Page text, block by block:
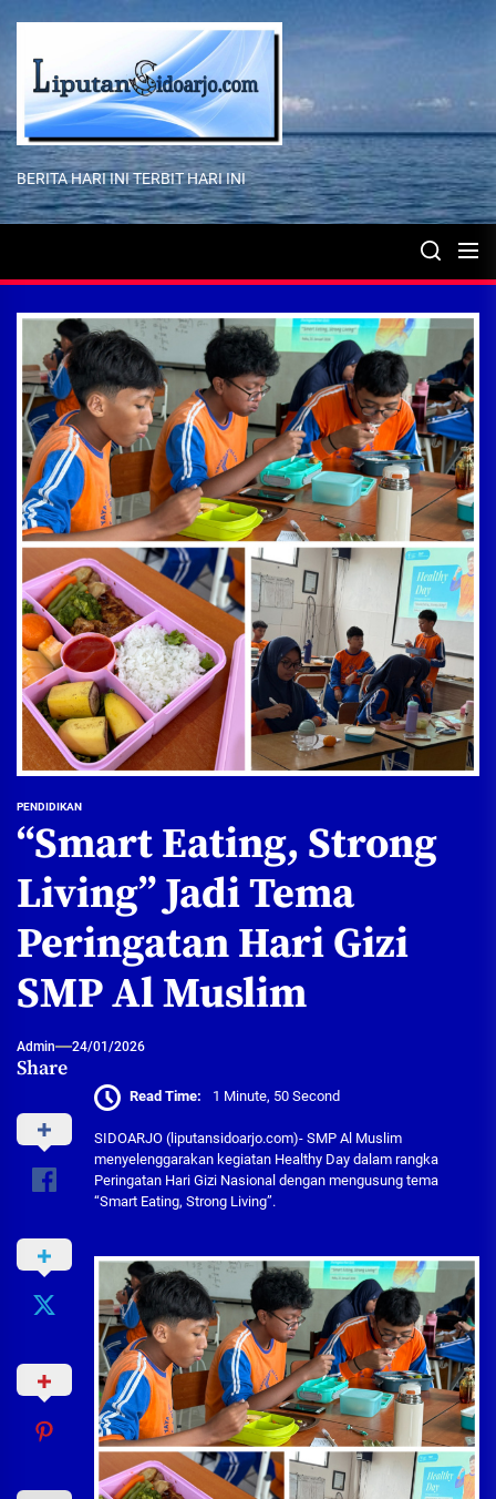
content
BERITA HARI INI TERBIT HARI INI
PENDIDIKAN
“Smart Eating, Strong
Living” Jadi Tema
Peringatan Hari Gizi
SMP Al Muslim
Admin 24/01/2026
Share
Read Time: 1 Minute, 50 Second
SIDOARJO (liputansidoarjo.com)- SMP Al Muslim
menyelenggarakan kegiatan Healthy Day dalam rangka
Peringatan Hari Gizi Nasional dengan mengusung tema
“Smart Eating, Strong Living”.